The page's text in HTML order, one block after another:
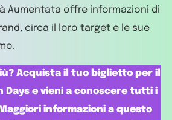
Aumentata offre informazioni di
circa il loro target e le sue
Acquista il tuo biglietto per il
Days e vieni a conoscere tutti i
informazioni a questo